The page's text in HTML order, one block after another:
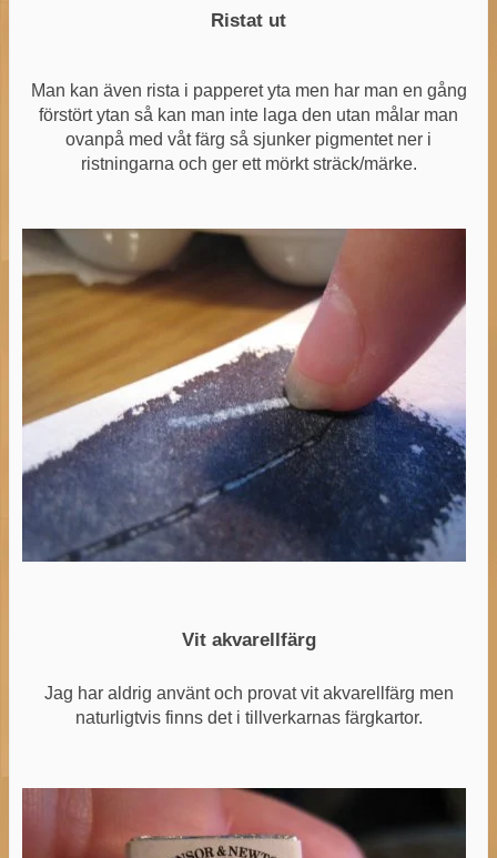
Ristat ut
Man kan även rista i papperet yta men har man en gång
förstört ytan så kan man inte laga den utan målar man
ovanpå med våt färg så sjunker pigmentet ner i
ristningarna och ger ett mörkt sträck/märke.
Vit akvarellfärg
Jag har aldrig använt och provat vit akvarellfärg men
naturligtvis finns det i tillverkarnas färgkartor.